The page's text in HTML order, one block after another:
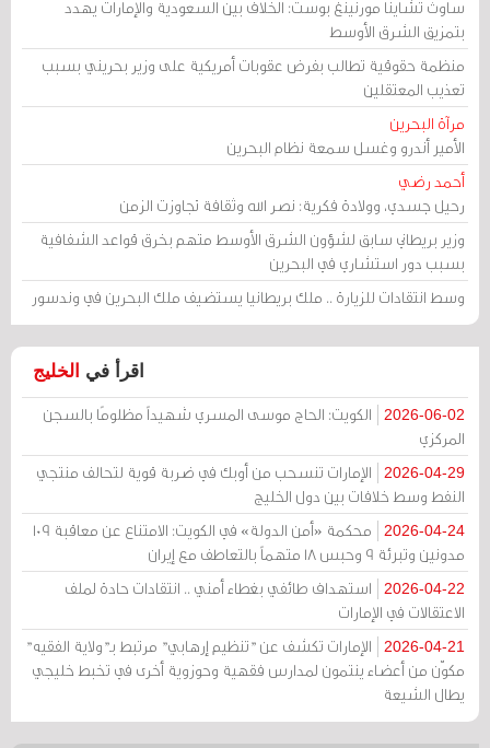
ساوث تشاينا مورنينغ بوست: الخلاف بين السعودية والإمارات يهدد
بتمزيق الشرق الأوسط
منظمة حقوقية تطالب بفرض عقوبات أمريكية على وزير بحريني بسبب
تعذيب المعتقلين
مرآة البحرين
الأمير أندرو وغسل سمعة نظام البحرين
أحمد رضي
رحيل جسدي، وولادة فكرية: نصر الله وثقافة تجاوزت الزمن
وزير بريطاني سابق لشؤون الشرق الأوسط متهم بخرق قواعد الشفافية
بسبب دور استشاري في البحرين
وسط انتقادات للزيارة .. ملك بريطانيا يستضيف ملك البحرين في وندسور
اقرأ في الخليج
2026-06-02
الكويت: الحاج موسى المسري شهيداً مظلومًا بالسجن
المركزي
2026-04-29
الإمارات تنسحب من أوبك في ضربة قوية لتحالف منتجي
النفط وسط خلافات بين دول الخليج
2026-04-24
محكمة «أمن الدولة» في الكويت: الامتناع عن معاقبة 109
مدونين وتبرئة 9 وحبس 18 متهماً بالتعاطف مع إيران
2026-04-22
استهداف طائفي بغطاء أمني .. انتقادات حادة لملف
الاعتقالات في الإمارات
2026-04-21
الإمارات تكشف عن "تنظيم إرهابي" مرتبط بـ"ولاية الفقيه"
مكوّن من أعضاء ينتمون لمدارس فقهية وحوزوية أخرى في تخبط خليجي
يطال الشيعة